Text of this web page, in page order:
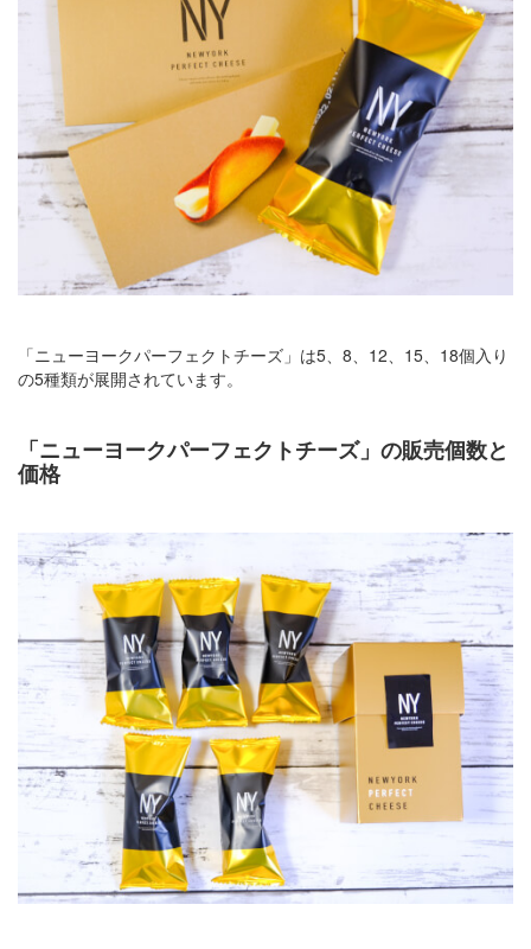
「ニューヨークパーフェクトチーズ」は5、8、12、15、18個入り
の5種類が展開されています。
「ニューヨークパーフェクトチーズ」の販売個数と
価格